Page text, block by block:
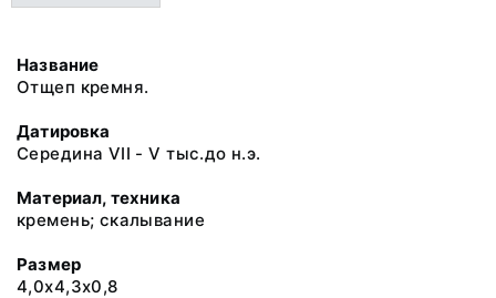
Название
Отщеп кремня.
Датировка
Середина VII - V тыс.до н.э.
Материал, техника
кремень; скалывание
Размер
4,0х4,3х0,8